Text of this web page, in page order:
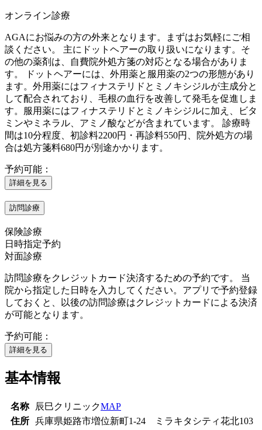
オンライン診療
AGAにお悩みの方の外来となります。まずはお気軽にご相
談ください。 主にドットヘアーの取り扱いになります。そ
の他の薬剤は、自費院外処方箋の対応となる場合がありま
す。 ドットヘアーには、外用薬と服用薬の2つの形態があり
ます。外用薬にはフィナステリドとミノキシジルが主成分と
して配合されており、毛根の血行を改善して発毛を促進しま
す。服用薬にはフィナステリドとミノキシジルに加え、ビタ
ミンやミネラル、アミノ酸などが含まれています。 診療時
間は10分程度、初診料2200円・再診料550円、院外処方の場
合は処方箋料680円が別途かかります。
予約可能：
詳細を見る
訪問診療
保険診療
日時指定予約
対面診療
訪問診療をクレジットカード決済するための予約です。 当
院から指定した日時を入力してください。アプリで予約登録
しておくと、以後の訪問診療はクレジットカードによる決済
が可能となります。
予約可能：
詳細を見る
基本情報
名称 辰巳クリニックMAP
住所
兵庫県姫路市増位新町1-24 ミラキタシティ花北103